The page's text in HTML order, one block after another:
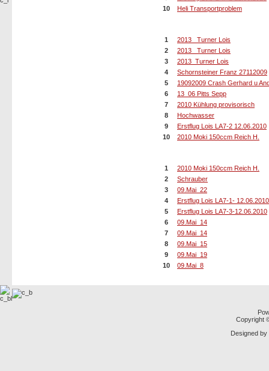
10
Heli Transportproblem
1
2013_ Turner Lois
2
2013_ Turner Lois
3
2013_Turner Lois
4
Schornsteiner Franz 27112009
5
19092009 Crash Gerhard u
6
13_06 Pitts Sepp
7
2010 Kühlung provisorisch
8
Hochwasser
9
Erstflug Lois LA7-2 12.06.2010
10
2010 Moki 150ccm Reich H.
1
2010 Moki 150ccm Reich H.
2
Schrauber
3
09.Mai_22
4
Erstflug Lois LA7-1- 12.06.2010
5
Erstflug Lois LA7-3-12.06.2010
6
09.Mai_14
7
09.Mai_14
8
09.Mai_15
9
09.Mai_19
10
09.Mai_8
Copyright
Designed by